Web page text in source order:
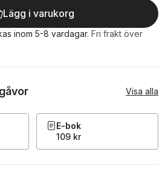
Lägg i varukorg
inom 5-8 vardagar. Fri frakt över
Visa alla
E-bok
109 kr